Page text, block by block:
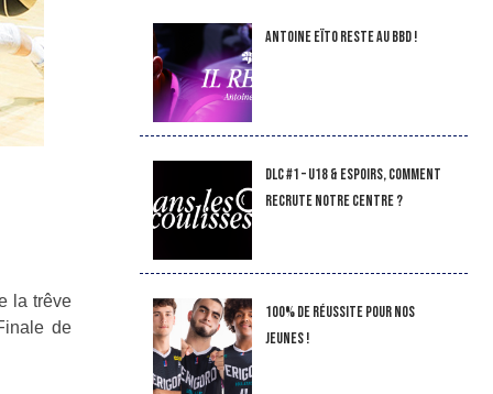
la trêve
de
Antoine Eïto reste au BBD !
DLC #1 – U18 & Espoirs, comment
recrute notre Centre ?
100% de réussite pour nos
jeunes !